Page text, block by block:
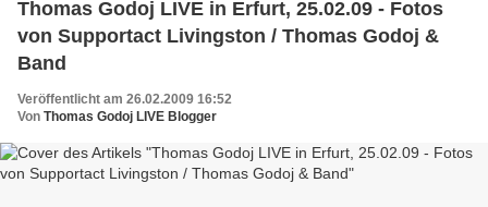
Thomas Godoj LIVE in Erfurt, 25.02.09 - Fotos
von Supportact Livingston / Thomas Godoj &
Band
Veröffentlicht am 26.02.2009 16:52
Von Thomas Godoj LIVE Blogger